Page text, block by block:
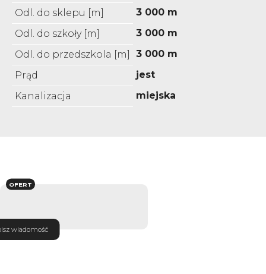
Odl. do sklepu [m]
3 000 m
Odl. do szkoły [m]
3 000 m
Odl. do przedszkola [m]
3 000 m
Prąd
jest
Kanalizacja
miejska
wiadomość
OFERT